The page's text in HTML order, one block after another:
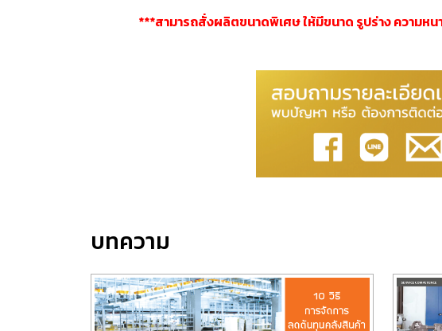
***สามารถสั่งผลิตขนาดพิเศษ ให้มีขนาด รูปร่าง ความห
บทความ